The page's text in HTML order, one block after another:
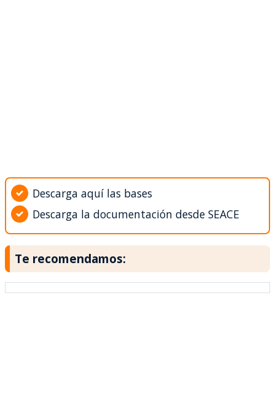
Descarga aquí las bases
Descarga la documentación desde SEACE
Te recomendamos: